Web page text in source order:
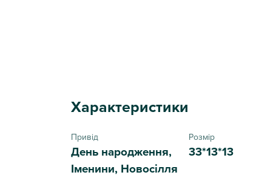
Характеристики
Привід
День народження,
Іменини, Новосілля
Розмір
33*13*13